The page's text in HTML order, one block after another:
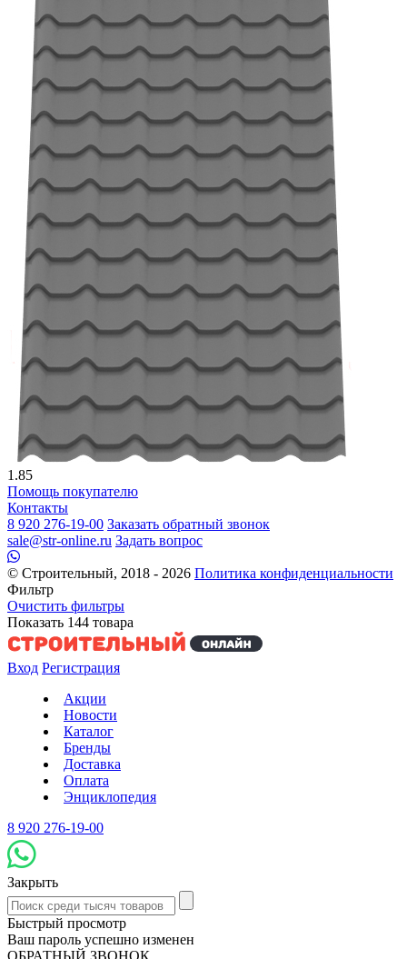
1.85
Помощь покупателю
Контакты
8 920 276-19-00 Заказать обратный звонок
sale@str-online.ru Задать вопрос
© Строительный, 2018 - 2026 Политика конфиденциальности
Фильтр
Очистить фильтры
Показать 144 товара
Вход Регистрация
Акции
Новости
Каталог
Бренды
Доставка
Оплата
Энциклопедия
8 920 276-19-00
Закрыть
Быстрый просмотр
Ваш пароль успешно изменен